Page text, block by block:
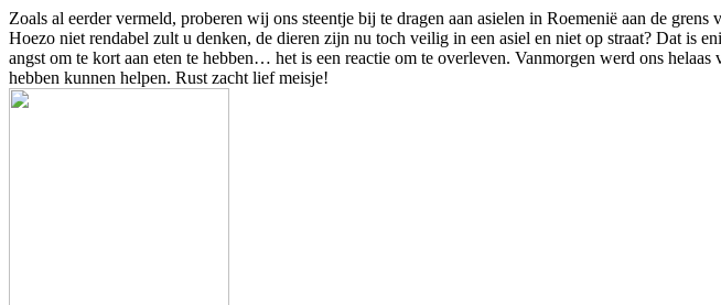
Zoals al eerder vermeld, proberen wij ons steentje bij te dragen aan asielen in Roemenië aan de
Hoezo niet rendabel zult u denken, de dieren zijn nu toch veilig in een asiel en niet op straat? Dat is
angst om te kort aan eten te hebben… het is een reactie om te overleven. Vanmorgen werd ons
hebben kunnen helpen. Rust zacht lief meisje!